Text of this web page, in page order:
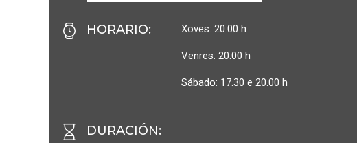
HORARIO:
Xoves: 20.00 h
Venres: 20.00 h
Sábado: 17.30 e 20.00 h
DURACIÓN: